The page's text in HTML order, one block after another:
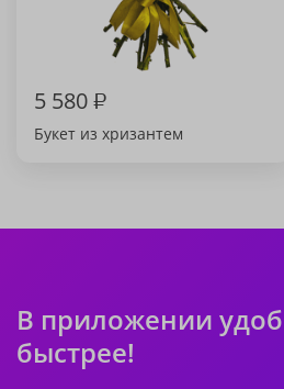
5 580₽
Букет из хризантем
В приложении
быстрее!